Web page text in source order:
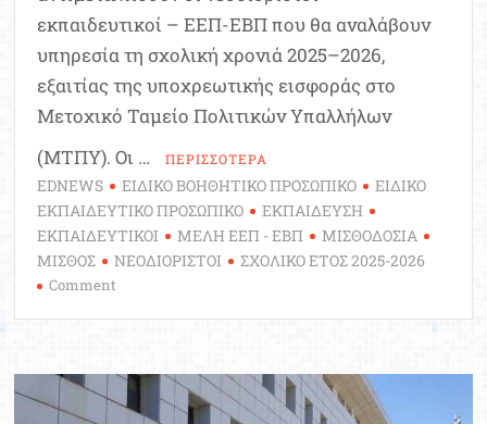
εκπαιδευτικοί – ΕΕΠ-ΕΒΠ που θα αναλάβουν
υπηρεσία τη σχολική χρονιά 2025–2026,
εξαιτίας της υποχρεωτικής εισφοράς στο
Μετοχικό Ταμείο Πολιτικών Υπαλλήλων
(ΜΤΠΥ). Οι …
ΠΕΡΙΣΣΟΤΕΡΑ
EDNEWS ΕΙΔΙΚΟ ΒΟΗΘΗΤΙΚΟ ΠΡΟΣΩΠΙΚΟ
ΕΙΔΙΚΟ
ΕΚΠΑΙΔΕΥΤΙΚΟ ΠΡΟΣΩΠΙΚΟ
ΕΚΠΑΙΔΕΥΣΗ
ΕΚΠΑΙΔΕΥΤΙΚΟΙ
ΜΕΛΗ ΕΕΠ - ΕΒΠ
ΜΙΣΘΟΔΟΣΙΑ
ΜΙΣΘΟΣ
ΝΕΟΔΙΟΡΙΣΤΟΙ ΣΧΟΛΙΚΟ ΕΤΟΣ 2025-2026
Comment
αποδοχές
των